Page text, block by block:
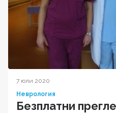
7 юли 2020
Неврология
Безплатни